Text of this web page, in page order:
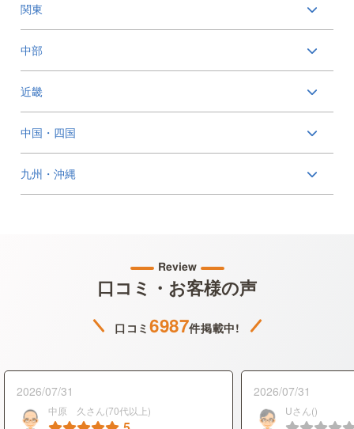
関東
中部
近畿
中国・四国
九州・沖縄
Review
口コミ・お客様の声
口コミ6987件掲載中!
2026/07/31
中原 久さん(70代以上)
2026/07/31
Uさん()